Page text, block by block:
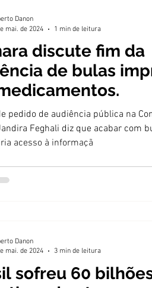
discute fim da
de bulas
pedido de audiência pública na
Feghali diz que acabar com
acesso à informaçã
Danon
mai. de 2024
1 min de leitura
sofreu 60
Danon
mai. de 2024
3 min de leitura